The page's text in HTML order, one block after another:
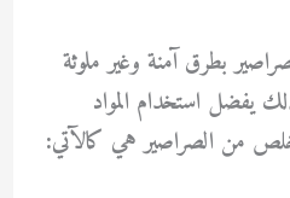
بطرق آمنة وغير ملوثة
يفضل استخدام المواد
من الصراصير هي كالآتي: